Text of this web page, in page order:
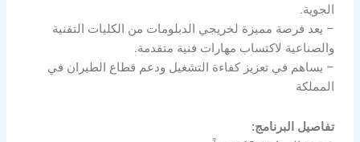
الجوية.
– يعد فرصة مميزة لخريجي الدبلومات من الكليات التقنية
والصناعية لاكتساب مهارات فنية متقدمة.
– يساهم في تعزيز كفاءة التشغيل ودعم قطاع الطيران في
المملكة
تفاصيل البرنامج: